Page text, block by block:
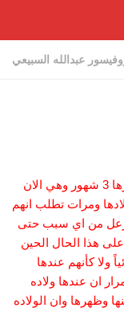
عبدالله السبيعي
اختي ام لسبع اطفال اخر مولود لها طفله عمرها 3 شهور وهي الان
ومرات تطلب انهم
من اي سبب حتى
هذا الحال الحين
ولا كأنهم عندها
ان عندها ولاده
وظهرها وان الولاده